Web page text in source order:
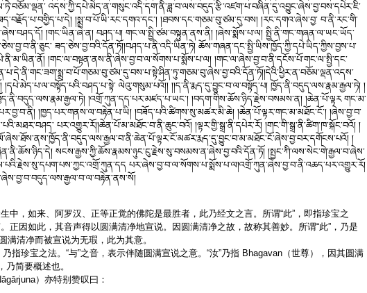
འདས་ཀྱི་དཔེ་མེད་ན་གསུང་འདི་དག་ནི་ཟླ་བ་ལས་བདུད་རྩི་འཛག་པ་བཞིན་དུ་འབྱུང་ཞེས་བྱ་བས་དཔེར་ཇི་
།སྨྲ་བ་པོ་ཡི་རང་དགའ་དང་། །ཐབས་དང་གཅམ་བུ་ཙམ་དུ་བས། །རང་དགའ་ཞེས་བྱ་ བ་ནི་རང་གི་
།གང་ཡིན་ཞེ་ན། བཤད་པ། གང་ལ་སྤྱི་ཙམ་བསྟུན་ནས་ནི། །ཞེས་སྨོས་པ་ལ། སྤྱི་ནི་གང་གཞན་ལ་ཡང་ཡོད་
ཟད་ཅེས་བྱ་བའི་དོན་ཏོ།།བཤད་པ་ནི་འདི་ཡིན་ཏེ། ཆོས་གཞན་དང་སྤྱི་ཡིས་ཁྱོད་ཀྱི་དཔེ་ཡིད་ཀྱིས་བྱས་པ་
།གང་ལ་བསྟན་ནས་ནི་ཞེས་བྱ་བ་ལ་སོགས་པ་སྨོས་པ་ལ། །གང་ལ་ཞེས་བྱ་བ་ནི་དངོས་པོ་གང་ལ་སྤྱི་དང་
ལེའུ་གསུམ་པའོ།། །།ད་ནི་རྨད་དུ་བྱུང་བ་ལ་བསྟོད་པ། ཁྱོད་ནི་བདུད་ལས་རྣམ་རྒྱལ་ཏེ། །
།འགྲོ་ཀུན་དད་པར་མཛད་པ་ཡང་། །བདག་གིས་ཆོས་ཉིད་རྗེས་བསམས་ན། །ཆེན་པོ་ལྟར གང་མ་
།ཁྱད་པར་གནས་ལ་བརྟེན་པ་ཡི། །བཟོད་པའི་ཚིགས་སུ་མཚར་མི་ཆེ། །ཆེན་པོ་ལྟར་གང་མ་མཐོང་ངོ་། །ཞེས་བྱ་བ་
པར་འགྱུར་རོ།།ཆེན་པོ་མ་མཐོང་བ་ནི་ཆུང་བའོ། །ལྟར་གྱི་སྒྲ་ནི་དཔེར་རོ། །གང་གི་སྒྲ་ནི་ཚིག་ཁ་སྐོང་བའོ། །
།
སངས་རྒྱས་ཀྱི་ཆོས་རྣམས་ཉུང་ངུ་རྗེས་སུ་བསམས་ན་ཞེས་བྱ་བའི་དོན་ཏོ། །སྤྱང་ཀི་ལས་སེང་གེ་རྒྱལ་བ་ཞེས་
པར་ཞེས་བྱ་བ་ལ་སོགས་པ་སྨོས་པ་ལ།འགྲོ་ཀུན་ཞེས་བྱ་བ་ནི་འཆད་པར་འགྱུར་རོ།
中，如来、阿罗汉、正等正觉的佛陀是最胜者，此乃经文之言。所谓“此”，即指珍宝之
正因如此，其音声得以圆满清净地宣说。因圆满清净之故，故称其善妙。所谓“此”，乃是
满清净而被宣说为无瑕，此为其意。
指珍宝之法。“与”之音，表示伴随圆满宣说之意。“汝”乃指 Bhagavan（世尊），因其圆满
乃简要概述也。
）亦特别赞叹曰：